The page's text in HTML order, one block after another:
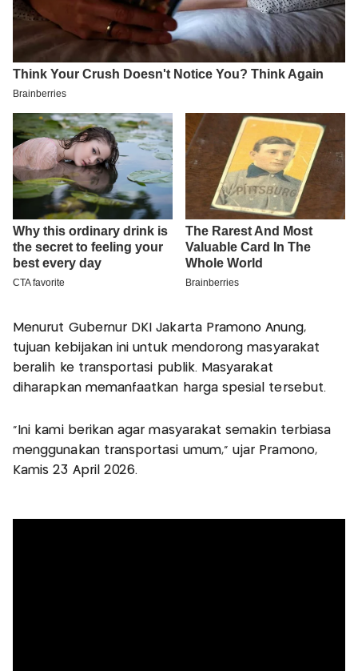
Menurut Gubernur DKI Jakarta Pramono Anung,
tujuan kebijakan ini untuk mendorong masyarakat
beralih ke transportasi publik. Masyarakat
diharapkan memanfaatkan harga spesial tersebut.
“Ini kami berikan agar masyarakat semakin terbiasa
menggunakan transportasi umum,” ujar Pramono,
Kamis 23 April 2026.